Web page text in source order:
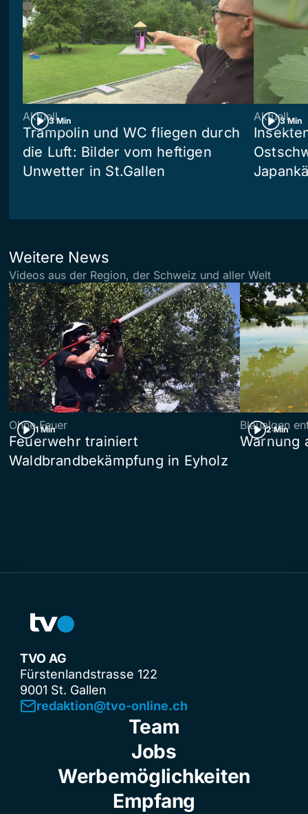
3 Min
Aktuell
Trampolin und WC fliegen durch
die Luft: Bilder vom heftigen
Unwetter in St.Gallen
3 Min
Aktuell
Weitere News
Videos aus der Region, der Schweiz und aller Welt
1 Min
Ohne Feuer
Feuerwehr trainiert
Waldbrandbekämpfung in Eyholz
2 Min
Blaualgen
Warnung
TVO AG
Fürstenlandstrasse 122
9001 St. Gallen
redaktion@tvo-online.ch
Team
Jobs
Werbemöglichkeiten
Empfang